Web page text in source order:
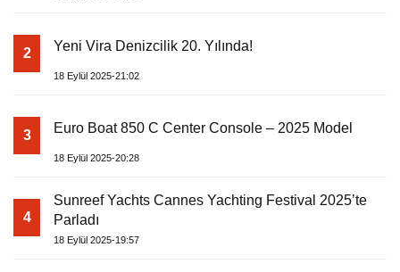
2 Yeni Vira Denizcilik 20. Yılında!
18 Eylül 2025-21:02
3 Euro Boat 850 C Center Console – 2025 Model
18 Eylül 2025-20:28
4
Sunreef Yachts Cannes Yachting Festival 2025’te
Parladı
18 Eylül 2025-19:57